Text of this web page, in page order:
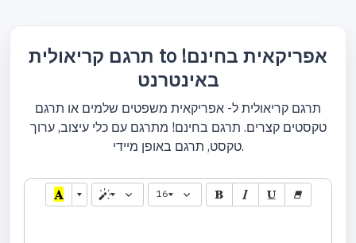
תרגם קריאולית to אפריקאית בחינם!
באינטרנט
תרגם קריאולית ל- אפריקאית משפטים שלמים או תרגם
טקסטים קצרים. תרגם בחינם! מתרגם עם כלי עיצוב, ערוך
טקסט, תרגם באופן מיידי.
16